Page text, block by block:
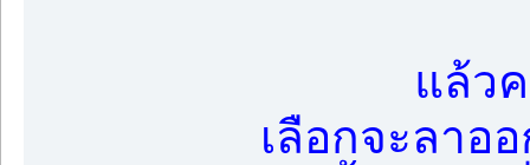
แล้วคนขับ
เลือกจะลาอ